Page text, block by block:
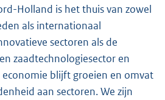
Holland is het thuis van zowel
als internationaal
sectoren als de
zaadtechnologiesector en
blijft groeien en omvat
aan sectoren. We zijn